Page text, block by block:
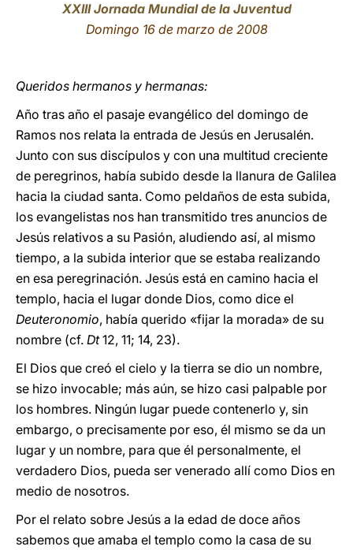
XXIII Jornada Mundial de la Juventud
Domingo 16 de marzo de 2008
Queridos hermanos y hermanas:
Año tras año el pasaje evangélico del domingo de
Ramos nos relata la entrada de Jesús en Jerusalén.
Junto con sus discípulos y con una multitud creciente
de peregrinos, había subido desde la llanura de Galilea
hacia la ciudad santa. Como peldaños de esta subida,
los evangelistas nos han transmitido tres anuncios de
Jesús relativos a su Pasión, aludiendo así, al mismo
tiempo, a la subida interior que se estaba realizando
en esa peregrinación. Jesús está en camino hacia el
templo, hacia el lugar donde Dios, como dice el
Deuteronomio, había querido «fijar la morada» de su
nombre (cf. Dt12, 11; 14, 23).
El Dios que creó el cielo y la tierra se dio un nombre,
se hizo invocable; más aún, se hizo casi palpable por
los hombres. Ningún lugar puede contenerlo y, sin
embargo, o precisamente por eso, él mismo se da un
lugar y un nombre, para que él personalmente, el
verdadero Dios, pueda ser venerado allí como Dios en
medio de nosotros.
Por el relato sobre Jesús a la edad de doce años
sabemos que amaba el templo como la casa de su